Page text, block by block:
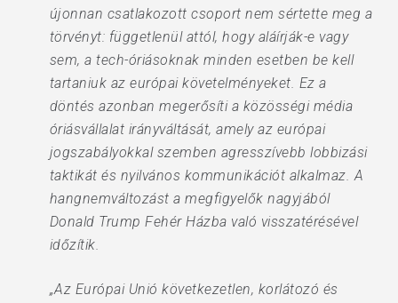
újonnan csatlakozott csoport nem sértette meg a
törvényt: függetlenül attól, hogy aláírják-e vagy
sem, a tech-óriásoknak minden esetben be kell
tartaniuk az európai követelményeket. Ez a
döntés azonban megerősíti a közösségi média
óriásvállalat irányváltását, amely az európai
jogszabályokkal szemben agresszívebb lobbizási
taktikát és nyilvános kommunikációt alkalmaz. A
hangnemváltozást a megfigyelők nagyjából
Donald Trump Fehér Házba való visszatérésével
időzítik.
„Az Európai Unió következetlen, korlátozó és